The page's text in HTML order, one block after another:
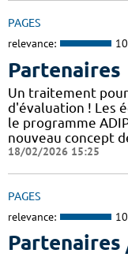
PAGES
relevance:
Partenaires
Un traitement
d'évaluation ! Les
le programme
nouveau concept
18/02/2026 15:25
PAGES
relevance: